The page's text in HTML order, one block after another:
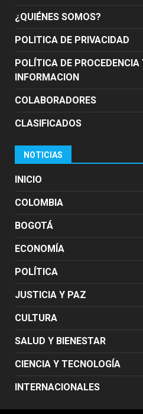
¿QUIÉNES SOMOS?
POLITICA DE PRIVACIDAD
POLÍTICA DE PROCEDENCIA
INFORMACION
COLABORADORES
CLASIFICADOS
NOTICIAS
INICIO
COLOMBIA
BOGOTÁ
ECONOMÍA
POLÍTICA
JUSTICIA Y PAZ
CULTURA
SALUD Y BIENESTAR
CIENCIA Y TECNOLOGÍA
INTERNACIONALES